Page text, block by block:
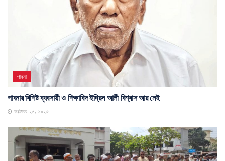
পাবনা
পাবনার বিশিষ্ট ব্যবসায়ী ও শিক্ষাবিদ ইদ্রিস আলী বিশ্বাস আর নেই
অক্টোবর ২৫, ২০২৫